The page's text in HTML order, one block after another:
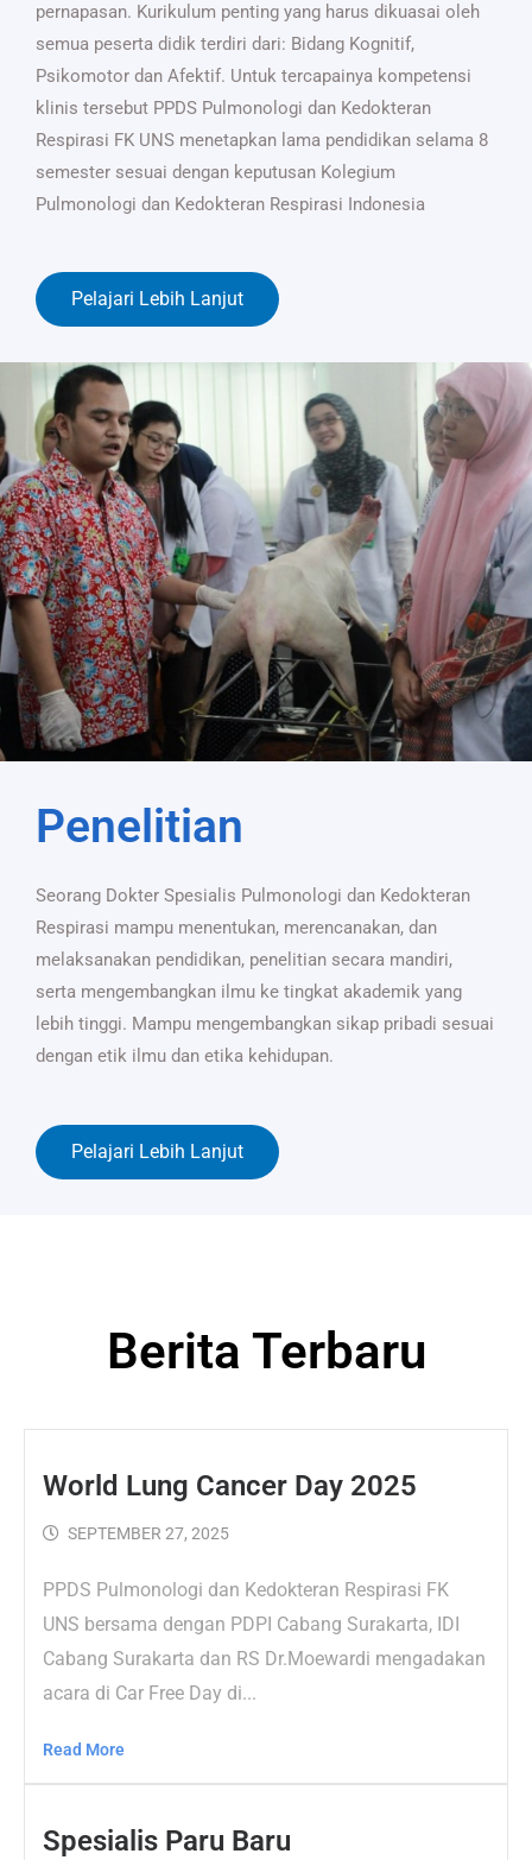
pernapasan. Kurikulum penting yang harus dikuasai oleh
semua peserta didik terdiri dari: Bidang Kognitif,
Psikomotor dan Afektif. Untuk tercapainya kompetensi
klinis tersebut PPDS Pulmonologi dan Kedokteran
Respirasi FK UNS menetapkan lama pendidikan selama 8
semester sesuai dengan keputusan Kolegium
Pulmonologi dan Kedokteran Respirasi Indonesia
Pelajari Lebih Lanjut
Penelitian
Seorang Dokter Spesialis Pulmonologi dan Kedokteran
Respirasi mampu menentukan, merencanakan, dan
melaksanakan pendidikan, penelitian secara mandiri,
serta mengembangkan ilmu ke tingkat akademik yang
lebih tinggi. Mampu mengembangkan sikap pribadi sesuai
dengan etik ilmu dan etika kehidupan.
Pelajari Lebih Lanjut
Berita Terbaru
World Lung Cancer Day 2025
SEPTEMBER 27, 2025
PPDS Pulmonologi dan Kedokteran Respirasi FK
UNS bersama dengan PDPI Cabang Surakarta, IDI
Cabang Surakarta dan RS Dr.Moewardi mengadakan
acara di Car Free Day di...
Read More
Spesialis Paru Baru